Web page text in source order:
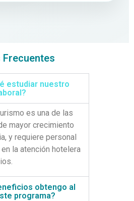
Frecuentes
estudiar nuestro
es una de las
mayor crecimiento
y requiere personal
la atención hotelera
obtengo al
programa?